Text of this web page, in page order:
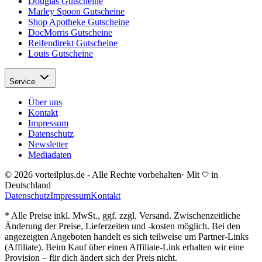
Marley Spoon Gutscheine
Shop Apotheke Gutscheine
DocMorris Gutscheine
Reifendirekt Gutscheine
Louis Gutscheine
Service
Über uns
Kontakt
Impressum
Datenschutz
Newsletter
Mediadaten
© 2026 vorteilplus.de - Alle Rechte vorbehalten· Mit
in
Deutschland
DatenschutzImpressumKontakt
* Alle Preise inkl. MwSt., ggf. zzgl. Versand. Zwischenzeitliche
Änderung der Preise, Lieferzeiten und -kosten möglich. Bei den
angezeigten Angeboten handelt es sich teilweise um Partner-Links
(Affiliate). Beim Kauf über einen Affiliate-Link erhalten wir eine
Provision – für dich ändert sich der Preis nicht.